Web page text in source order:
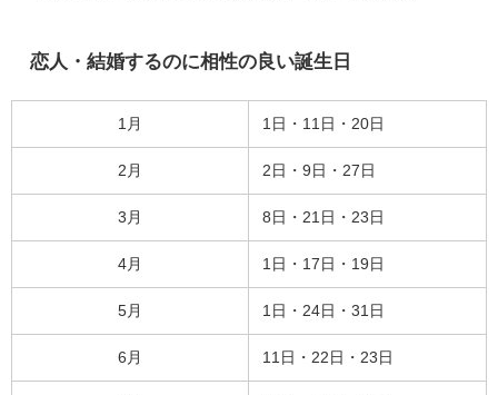
恋人・結婚するのに相性の良い誕生日
1月 1日・11日・20日
2月 2日・9日・27日
3月 8日・21日・23日
4月 1日・17日・19日
5月 1日・24日・31日
6月 11日・22日・23日